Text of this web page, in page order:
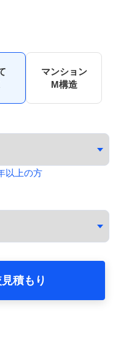
マンション
M構造
以上の方
積もり